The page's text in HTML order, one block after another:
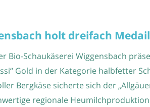
holt dreifach
Bio-Schaukäserei Wiggensbach
Gold in der Kategorie halbfetter
Bergkäse sicherte sich der
regionale